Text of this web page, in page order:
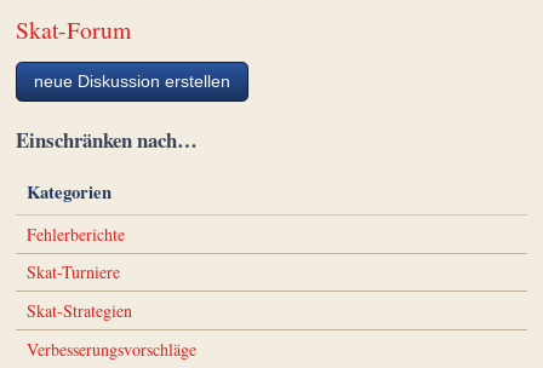
Skat-Forum
neue Diskussion erstellen
Einschränken nach…
Kategorien
Fehlerberichte
Skat-Turniere
Skat-Strategien
Verbesserungsvorschläge